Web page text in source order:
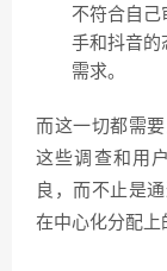
不符合自己
手和抖音的
需求。
而这一切都需
这些调查和用
良，而不止是
在中心化分配上